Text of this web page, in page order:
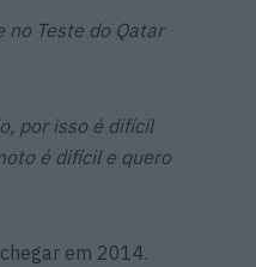
no Teste do Qatar
por isso é difícil
é difícil e quero
em 2014.